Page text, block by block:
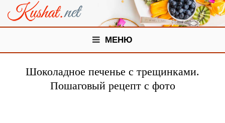
МЕНЮ
Шоколадное печенье с трещинками.
Пошаговый рецепт с фото